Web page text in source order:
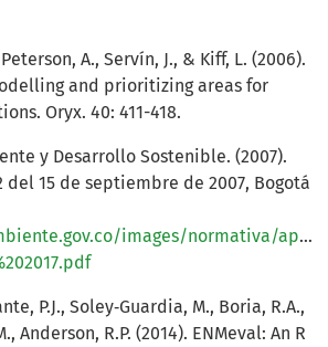
A., Servín, J., & Kiff, L. (2006).
and prioritizing areas for
Oryx. 40: 411-418.
y Desarrollo Sostenible. (2007).
del 15 de septiembre de 2007, Bogotá
images/normativa/app/
P.J., Soley‐Guardia, M., Boria, R.A.,
Anderson, R.P. (2014). ENMeval: An R